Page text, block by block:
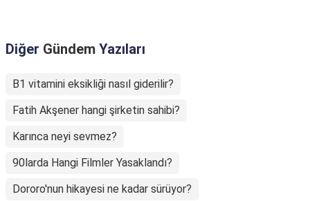
Diğer Gündem Yazıları
B1 vitamini eksikliği nasıl giderilir?
Fatih Akşener hangi şirketin sahibi?
Karınca neyi sevmez?
90larda Hangi Filmler Yasaklandı?
Dororo'nun hikayesi ne kadar sürüyor?